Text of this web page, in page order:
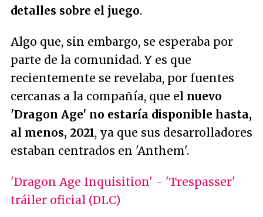
detalles sobre el juego.
Algo que, sin embargo, se esperaba por
parte de la comunidad. Y es que
recientemente se revelaba, por fuentes
cercanas a la compañía, que el nuevo
'Dragon Age' no estaría disponible hasta,
al menos, 2021, ya que sus desarrolladores
estaban centrados en 'Anthem'.
'Dragon Age Inquisition' - 'Trespasser'
tráiler oficial (DLC)